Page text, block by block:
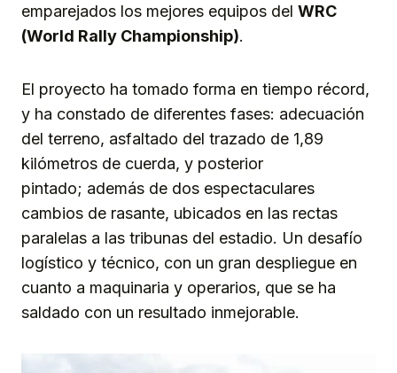
emparejados los mejores equipos del WRC
(World Rally Championship).
El proyecto ha tomado forma en tiempo récord,
y ha constado de diferentes fases: adecuación
del terreno, asfaltado del trazado de 1,89
kilómetros de cuerda, y posterior
pintado; además de dos espectaculares
cambios de rasante, ubicados en las rectas
paralelas a las tribunas del estadio. Un desafío
logístico y técnico, con un gran despliegue en
cuanto a maquinaria y operarios, que se ha
saldado con un resultado inmejorable.